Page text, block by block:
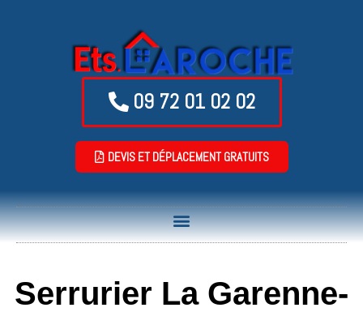
09 72 01 02 02
DEVIS ET DÉPLACEMENT GRATUITS
Serrurier La Garenne-